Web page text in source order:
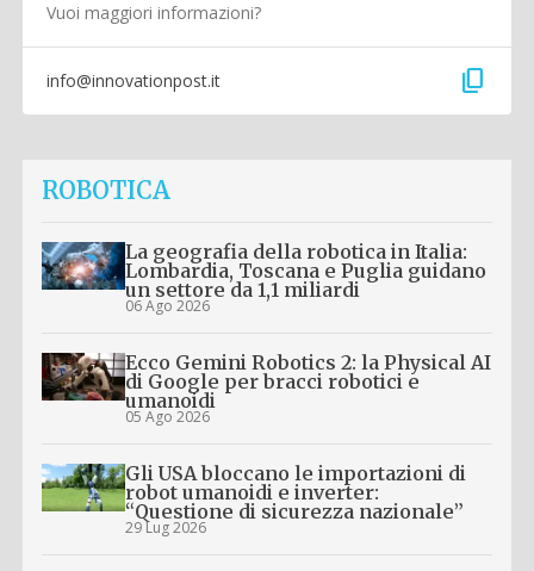
Vuoi maggiori informazioni?
info@innovationpost.it content_copy
ROBOTICA
La geografia della robotica in Italia:
Lombardia, Toscana e Puglia guidano
un settore da 1,1 miliardi
06 Ago 2026
Ecco Gemini Robotics 2: la Physical AI
di Google per bracci robotici e
umanoidi
05 Ago 2026
Gli USA bloccano le importazioni di
robot umanoidi e inverter:
“Questione di sicurezza nazionale”
29 Lug 2026